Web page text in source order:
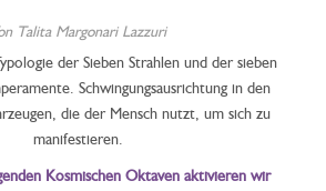
Talita Margonari Lazzuri
der Sieben Strahlen und der sieben
Schwingungsausrichtung in den
die der Mensch nutzt, um sich zu
manifestieren.
Kosmischen Oktaven aktivieren wir